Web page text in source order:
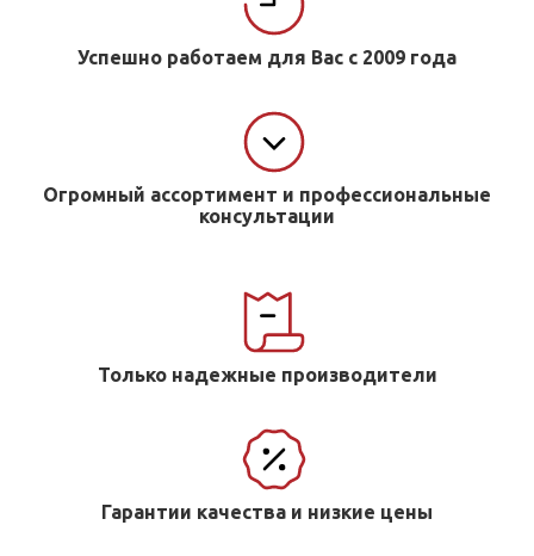
Успешно работаем для Вас с 2009 года
Огромный ассортимент и профессиональные
консультации
Только надежные производители
Гарантии качества и низкие цены